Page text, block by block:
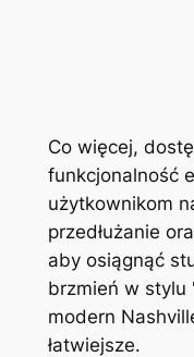
Co więcej,
funkcjonalność
użytkownikom
przedłużanie
aby osiągnąć
brzmień w stylu
modern
łatwiejsze.